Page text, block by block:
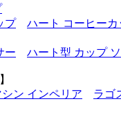
プ
ハート コーヒーカ
ー ハート型 カップ
ン インペリア
ラゴ